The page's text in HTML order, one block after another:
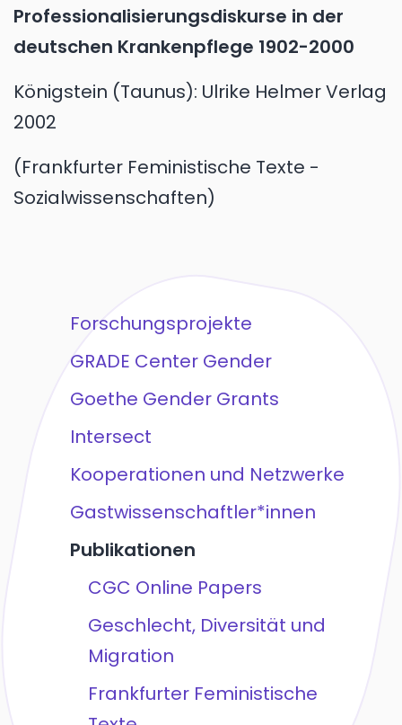
Professionalisierungsdiskurse in der
deutschen Krankenpflege 1902-2000
Königstein (Taunus): Ulrike Helmer Verlag
2002
Frankfurter Feministische Texte -
Sozialwissenschaften
Forschungsprojekte
GRADE Center Gender
Goethe Gender Grants
Intersect
Kooperationen und Netzwerke
Gastwissenschaftler*innen
Publikationen
CGC Online Papers
Geschlecht, Diversität und
Migration
Frankfurter Feministische